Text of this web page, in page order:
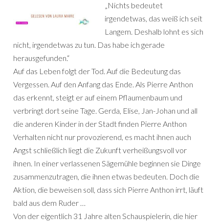
„Nichts bedeutet
irgendetwas, das weiß ich seit
Langem. Deshalb lohnt es sich
nicht, irgendetwas zu tun. Das habe ich gerade
herausgefunden.“
Auf das Leben folgt der Tod. Auf die Bedeutung das
Vergessen. Auf den Anfang das Ende. Als Pierre Anthon
das erkennt, steigt er auf einem Pflaumenbaum und
verbringt dort seine Tage. Gerda, Elise, Jan-Johan und all
die anderen Kinder in der Stadt finden Pierre Anthon
Verhalten nicht nur provozierend, es macht ihnen auch
Angst schließlich liegt die Zukunft verheißungsvoll vor
ihnen. In einer verlassenen Sägemühle beginnen sie Dinge
zusammenzutragen, die ihnen etwas bedeuten. Doch die
Aktion, die beweisen soll, dass sich Pierre Anthon irrt, läuft
bald aus dem Ruder …
Von der eigentlich 31 Jahre alten Schauspielerin, die hier